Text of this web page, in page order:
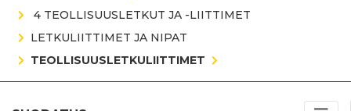
4 TEOLLISUUSLETKUT JA -LIITTIMET
LETKULIITTIMET JA NIPAT
TEOLLISUUSLETKULIITTIMET